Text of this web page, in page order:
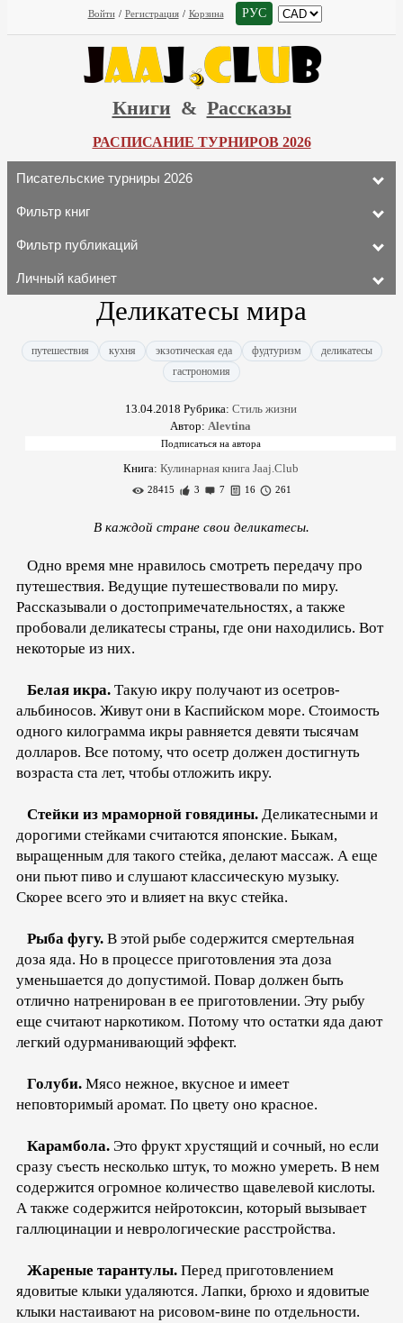
Войти / Регистрация / Корзина РУС
Книги & Рассказы
РАСПИСАНИЕ ТУРНИРОВ 2026
Писательские турниры 2026
Фильтр книг
Фильтр публикаций
Личный кабинет
Деликатесы мира
путешествия кухня экзотическая еда фудтуризм
деликатесы
гастрономия
13.04.2018 Рубрика: Стиль жизни
Автор: Alevtina
Книга: Кулинарная книга Jaaj.Club
28415 3 7 16 261
В каждой стране свои деликатесы.
Одно время мне нравилось смотреть передачу про
путешествия. Ведущие путешествовали по миру.
Рассказывали о достопримечательностях, а также
пробовали деликатесы страны, где они находились. Вот
некоторые из них.
Белая икра. Такую икру получают из осетров-
альбиносов. Живут они в Каспийском море. Стоимость
одного килограмма икры равняется девяти тысячам
долларов. Все потому, что осетр должен достигнуть
возраста ста лет, чтобы отложить икру.
Стейки из мраморной говядины. Деликатесными и
дорогими стейками считаются японские. Быкам,
выращенным для такого стейка, делают массаж. А еще
они пьют пиво и слушают классическую музыку.
Скорее всего это и влияет на вкус стейка.
Рыба фугу. В этой рыбе содержится смертельная
доза яда. Но в процессе приготовления эта доза
уменьшается до допустимой. Повар должен быть
отлично натренирован в ее приготовлении. Эту рыбу
еще считают наркотиком. Потому что остатки яда дают
легкий одурманивающий эффект.
Голуби. Мясо нежное, вкусное и имеет
неповторимый аромат. По цвету оно красное.
Карамбола. Это фрукт хрустящий и сочный, но если
сразу съесть несколько штук, то можно умереть. В нем
содержится огромное количество щавелевой кислоты.
А также содержится нейротоксин, который вызывает
галлюцинации и неврологические расстройства.
Жареные тарантулы. Перед приготовлением
ядовитые клыки удаляются. Лапки, брюхо и ядовитые
клыки настаивают на рисовом-вине по отдельности.